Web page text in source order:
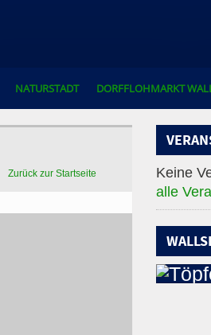
NATURSTADT DORFFLOHMARKT
Zurück zur Startseite
Keine
alle